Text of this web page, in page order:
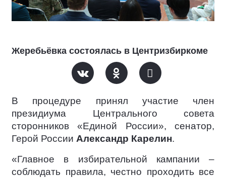
Жеребьёвка состоялась в Центризбиркоме
В процедуре принял участие член
президиума Центрального совета
сторонников «Единой России», сенатор,
Герой России Александр Карелин.
«Главное в избирательной кампании –
соблюдать правила, честно проходить все